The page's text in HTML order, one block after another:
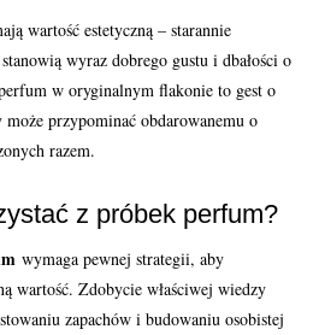
wartość estetyczną – starannie
wyraz dobrego gustu i dbałości o
w oryginalnym flakonie to gest o
przypominać obdarowanemu o
razem.
z próbek perfum?
wymaga pewnej strategii, aby
wartość. Zdobycie właściwej wiedzy
zapachów i budowaniu osobistej